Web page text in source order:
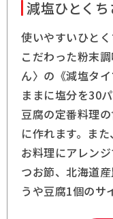
減塩ひとくち
使いやすいひと
こだわった粉末
ん〉の《減塩タ
ままに塩分を30
豆腐の定番料理
に作れます。ま
お料理にアレン
つお節、北海道
うや豆腐1個のサ